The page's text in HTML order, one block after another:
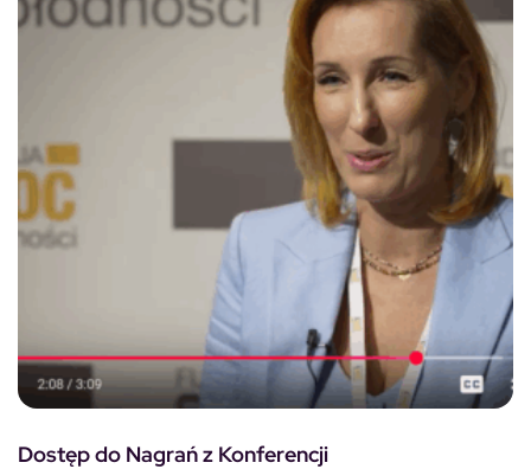
Dostęp do Nagrań z Konferencji